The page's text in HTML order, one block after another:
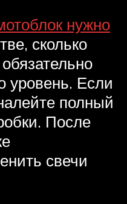
нужно
сколько
уровень. Если
полный
После
свечи